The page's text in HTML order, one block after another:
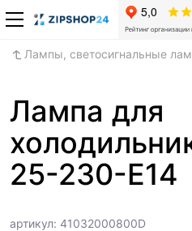
Лампы, светосигнальные
Лампа для
25-230-Е14
артикул: 41032000800D